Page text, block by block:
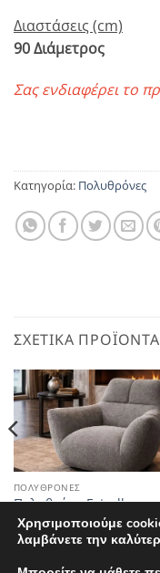
Διαστάσεις (cm)
90 Διάμετρος
Σας ενδιαφέρει το
Κατηγορία: Πολυθρόνες
ΣΧΕΤΙΚΆ ΠΡΟΪΌΝΤΑ
ΠΟΛΥΘΡΌΝΕΣ
Πολυθρόνα Estrella
Χρησιμοποιούμε
λαμβάνετε την